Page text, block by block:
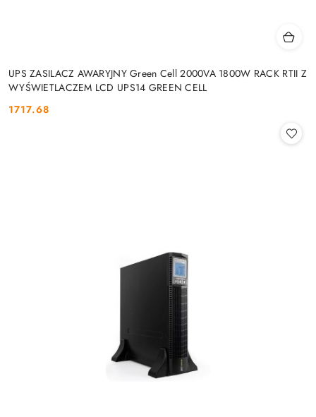
UPS ZASILACZ AWARYJNY Green Cell 2000VA 1800W RACK RTII Z
WYŚWIETLACZEM LCD UPS14 GREEN CELL
Cena:
1717.68